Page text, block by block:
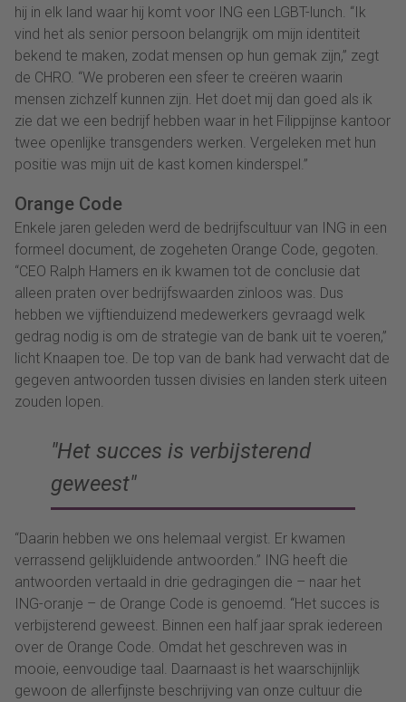
hij in elk land waar hij komt voor ING een LGBT-lunch. “Ik
vind het als senior persoon belangrijk om mijn identiteit
bekend te maken, zodat mensen op hun gemak zijn,” zegt
de CHRO. “We proberen een sfeer te creëren waarin
mensen zichzelf kunnen zijn. Het doet mij dan goed als ik
zie dat we een bedrijf hebben waar in het Filippijnse kantoor
twee openlijke transgenders werken. Vergeleken met hun
positie was mijn uit de kast komen kinderspel.”
Orange Code
Enkele jaren geleden werd de bedrijfscultuur van ING in een
formeel document, de zogeheten Orange Code, gegoten.
“CEO Ralph Hamers en ik kwamen tot de conclusie dat
alleen praten over bedrijfswaarden zinloos was. Dus
hebben we vijftienduizend medewerkers gevraagd welk
gedrag nodig is om de strategie van de bank uit te voeren,”
licht Knaapen toe. De top van de bank had verwacht dat de
gegeven antwoorden tussen divisies en landen sterk uiteen
zouden lopen.
Het succes is verbijsterend
geweest
“Daarin hebben we ons helemaal vergist. Er kwamen
verrassend gelijkluidende antwoorden.” ING heeft die
antwoorden vertaald in drie gedragingen die – naar het
ING-oranje – de Orange Code is genoemd. “Het succes is
verbijsterend geweest. Binnen een half jaar sprak iedereen
over de Orange Code. Omdat het geschreven was in
mooie, eenvoudige taal. Daarnaast is het waarschijnlijk
gewoon de allerfijnste beschrijving van onze cultuur die